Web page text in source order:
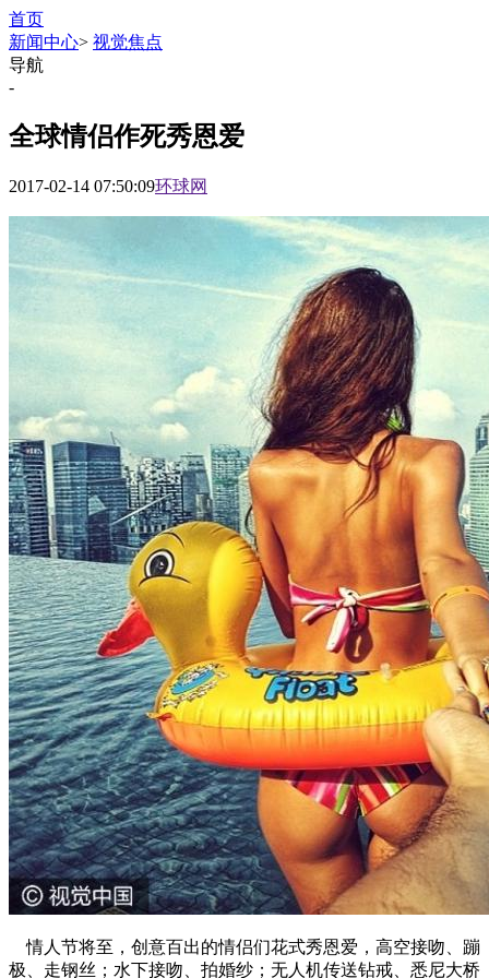
首页
新闻中心> 视觉焦点
导航
-
全球情侣作死秀恩爱
2017-02-14 07:50:09环球网
情人节将至，创意百出的情侣们花式秀恩爱，高空接吻、蹦
极、走钢丝；水下接吻、拍婚纱；无人机传送钻戒、悉尼大桥